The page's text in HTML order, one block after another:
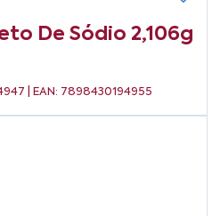
De Sódio 2,106g
| EAN: 7898430194955